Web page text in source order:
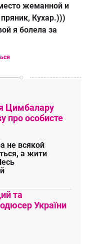
жеманной и
Кухар.)))
я болела за
Цимбалару
про особисте
не всякой
а жити
та
України